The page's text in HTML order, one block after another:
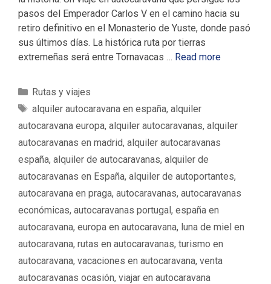
pasos del Emperador Carlos V en el camino hacia su
retiro definitivo en el Monasterio de Yuste, donde pasó
sus últimos días. La histórica ruta por tierras
extremeñas será entre Tornavacas … Read more
C
a
g
o
r
í
a
Rutas y viajes
E
t
u
e
t
a
s
alquiler autocaravana en españa, alquiler
autocaravana europa, alquiler autocaravanas, alquiler
autocaravanas en madrid, alquiler autocaravanas
españa, alquiler de autocaravanas, alquiler de
autocaravanas en España, alquiler de autoportantes,
autocaravana en praga, autocaravanas, autocaravanas
económicas, autocaravanas portugal, españa en
autocaravana, europa en autocaravana, luna de miel en
autocaravana, rutas en autocaravanas, turismo en
autocaravana, vacaciones en autocaravana, venta
autocaravanas ocasión, viajar en autocaravana